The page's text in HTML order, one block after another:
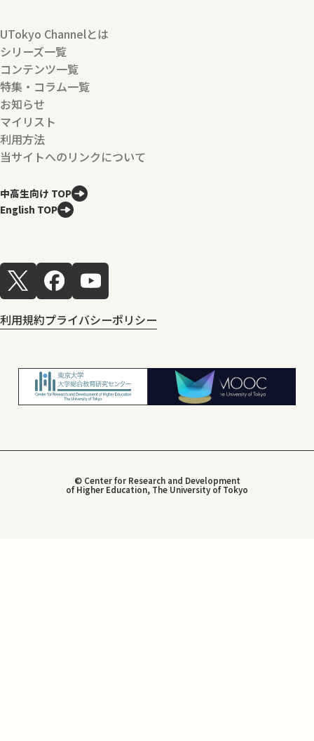
UTokyo Channelとは
シリーズ一覧
コンテンツ一覧
特集・コラム一覧
お知らせ
マイリスト
利用方法
当サイトへのリンクについて
中高生向け TOP
English TOP
利用規約プライバシーポリシー
© Center for Research and Development
of Higher Education, The University of Tokyo